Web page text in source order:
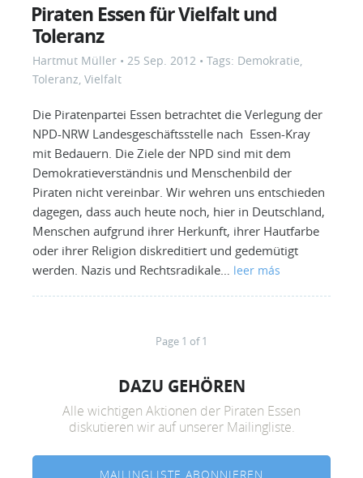
Piraten Essen für Vielfalt und
Toleranz
Hartmut Müller •25 Sep. 2012 • Tags: Demokratie,
Toleranz,Vielfalt
Die Piratenpartei Essen betrachtet die Verlegung der
NPD-NRW Landesgeschäftsstelle nach Essen-Kray
mit Bedauern. Die Ziele der NPD sind mit dem
Demokratieverständnis und Menschenbild der
Piraten nicht vereinbar. Wir wehren uns entschieden
dagegen, dass auch heute noch, hier in Deutschland,
Menschen aufgrund ihrer Herkunft, ihrer Hautfarbe
oder ihrer Religion diskreditiert und gedemütigt
werden. Nazis und Rechtsradikale… leer más
Page 1 of 1
DAZU GEHÖREN
Alle wichtigen Aktionen der Piraten Essen
diskutieren wir auf unserer Mailingliste.
MAILINGLISTE ABONNIEREN